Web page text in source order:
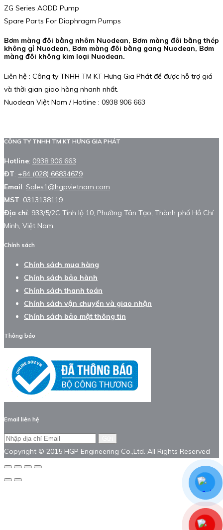
ZG Series AODD Pump
Spare Parts For Diaphragm Pumps
Bơm màng đôi bằng nhôm Nuodean, Bơm màng đôi bằng thép
không gỉ Nuodean, Bơm màng đôi bằng gang Nuodean, Bơm
màng đôi không kim loại Nuodean.
Liên hệ : Công ty TNHH TM KT Hưng Gia Phát để được hỗ trợ giá
và thời gian giao hàng nhanh nhất.
Nuodean Việt Nam / Hotline : 0938 906 663
CÔNG TY TNHH TM KT HƯNG GIA PHÁT
Hotline: 0938 906 663
ĐT: +84 (028) 66834679
Email: Sales1@hgpvietnam.com
MST: 0313138119
Địa chỉ: 933/5/2C Tỉnh lộ 10, Phường Tân Tạo, Thành phố Hồ Chí
Minh, Việt Nam.
Chính sách
Chính sách mua hàng
Chính sách bảo hành
Chính sách thanh toán
Chính sách vận chuyển và giao nhận
Chính sách bảo mật thông tin
Thông báo
Email liên hệ
Copyright © 2015 HGP Engineering Co.,Ltd. All Rights Reserved